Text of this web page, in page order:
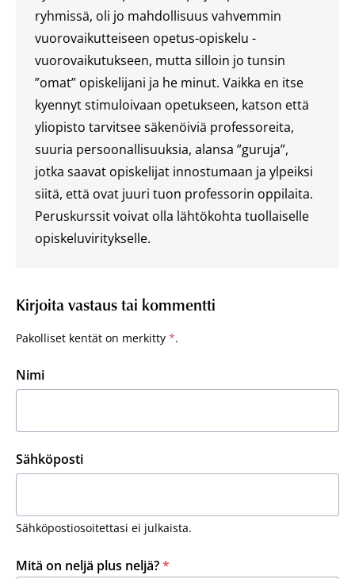
ryhmissä, oli jo mahdollisuus vahvemmin
vuorovaikutteiseen opetus-opiskelu -
vuorovaikutukseen, mutta silloin jo tunsin
”omat” opiskelijani ja he minut. Vaikka en itse
kyennyt stimuloivaan opetukseen, katson että
yliopisto tarvitsee säkenöiviä professoreita,
suuria persoonallisuuksia, alansa ”guruja”,
jotka saavat opiskelijat innostumaan ja ylpeiksi
siitä, että ovat juuri tuon professorin oppilaita.
Peruskurssit voivat olla lähtökohta tuollaiselle
opiskeluviritykselle.
Kirjoita vastaus tai kommentti
Pakolliset kentät on merkitty *.
Nimi
Sähköposti
Sähköpostiosoitettasi ei julkaista.
Mitä on neljä plus neljä?*